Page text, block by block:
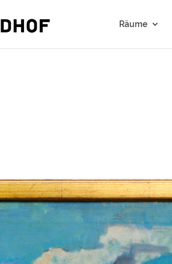
Räume